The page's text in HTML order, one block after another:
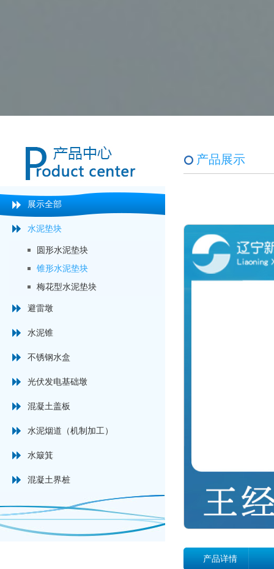
展示全部
水泥垫块
圆形水泥垫块
锥形水泥垫块
梅花型水泥垫块
避雷墩
水泥锥
不锈钢水盒
光伏发电基础墩
混凝土盖板
水泥烟道（机制加工）
水簸箕
混凝土界桩
产品展示
产品详情